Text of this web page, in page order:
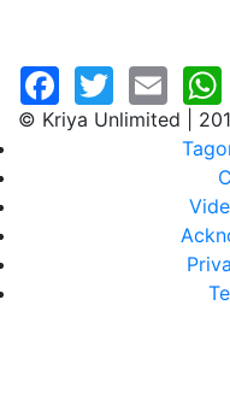
© Kriya Unlimited |